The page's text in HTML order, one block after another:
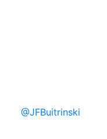
@JFBuitrinski